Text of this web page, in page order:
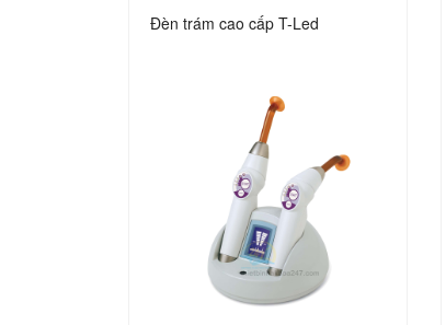
Đèn trám cao cấp T-Led